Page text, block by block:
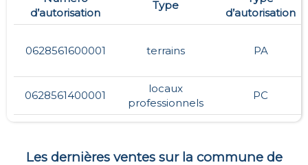
d’autorisation
Type
d’autorisation
0628561600001 terrains PA
0628561400001
locaux
professionnels
PC
Les dernières ventes sur la commune de